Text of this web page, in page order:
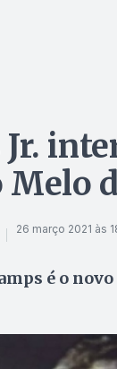
Jr.
26 março 2021 às
é o